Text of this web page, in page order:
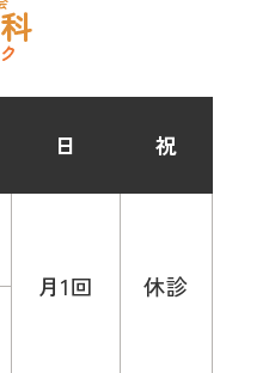
日 祝
月1回
休診